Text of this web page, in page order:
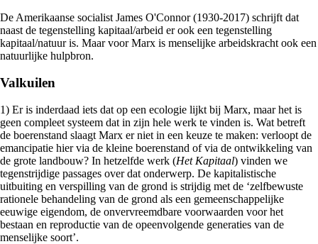
De Amerikaanse socialist James O'Connor (1930-2017) schrijft dat
naast de tegenstelling kapitaal/arbeid er ook een tegenstelling
kapitaal/natuur is. Maar voor Marx is menselijke arbeidskracht ook een
natuurlijke hulpbron.
Valkuilen
1) Er is inderdaad iets dat op een ecologie lijkt bij Marx, maar het is
geen compleet systeem dat in zijn hele werk te vinden is. Wat betreft
de boerenstand slaagt Marx er niet in een keuze te maken: verloopt de
emancipatie hier via de kleine boerenstand of via de ontwikkeling van
de grote landbouw? In hetzelfde werk (Het Kapitaal) vinden we
tegenstrijdige passages over dat onderwerp. De kapitalistische
uitbuiting en verspilling van de grond is strijdig met de ‘zelfbewuste
rationele behandeling van de grond als een gemeenschappelijke
eeuwige eigendom, de onvervreemdbare voorwaarden voor het
bestaan en reproductie van de opeenvolgende generaties van de
menselijke soort’.